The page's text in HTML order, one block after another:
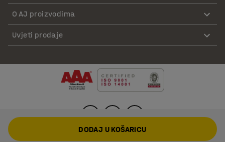
O AJ proizvodima
Uvjeti prodaje
DODAJ U KOŠARICU